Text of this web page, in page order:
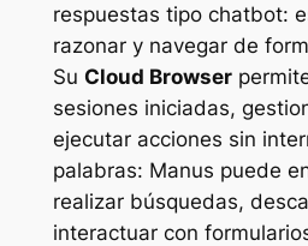
respuestas tipo chatbot:
razonar y navegar de
Su Cloud Browser
sesiones iniciadas,
ejecutar acciones sin
palabras: Manus puede
realizar búsquedas,
interactuar con